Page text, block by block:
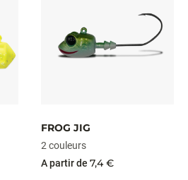
FROG JIG
2 couleurs
A partir de 7,4 €